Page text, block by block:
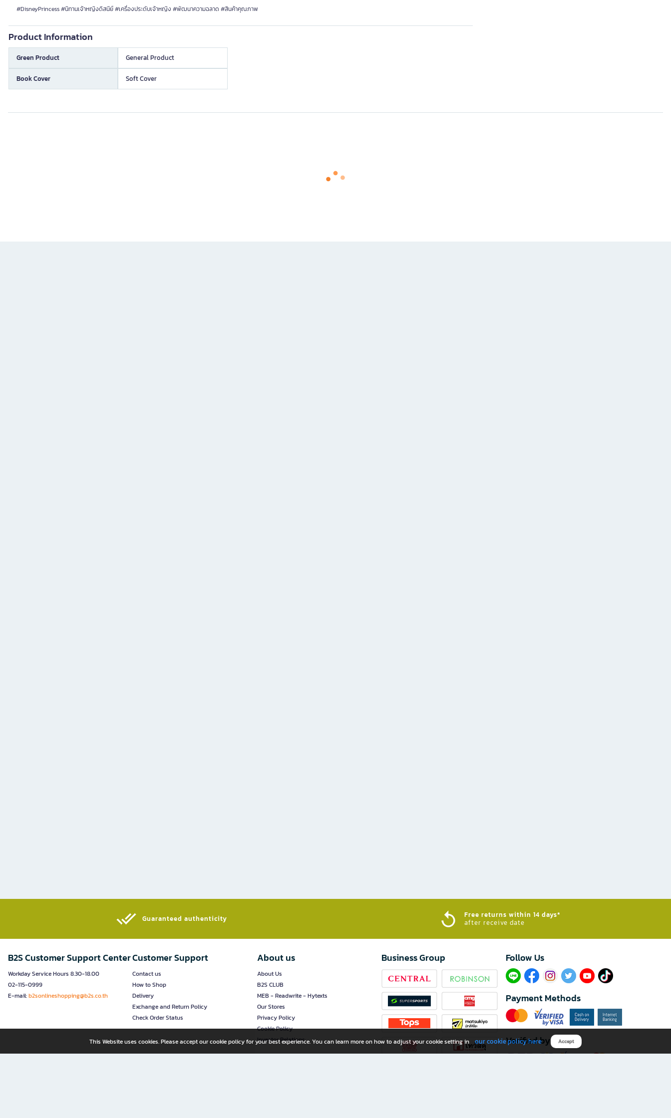
#DisneyPrincess #นิทานเจ้าหญิงดิสนีย์ #เครื่องประดับเจ้าหญิง #พัฒนาความฉลาด #สินค้าคุณภาพ
Product Information
Green Product General Product
Book Cover Soft Cover
Guaranteed authenticity​
Free returns within 14 days*
after receive date
B2S Customer Support Center
Workday Service Hours 8.30-18.00
02-115-0999
E-mail:b2sonlineshopping@b2s.co.th
Customer Support
Contact us
How to Shop
Delivery
Exchange and Return Policy
Check Order Status
About us
About Us
B2S CLUB
MEB - Readwrite - Hytexts
Our Stores
Privacy Policy
Cookie Policy
Investor Relations
Business Group Follow Us​
Payment Methods
Verified by
This Website uses cookies. Please accept our cookie policy for your best experience. You can learn more on how to adjust your cookie setting in our cookie policy here Accept